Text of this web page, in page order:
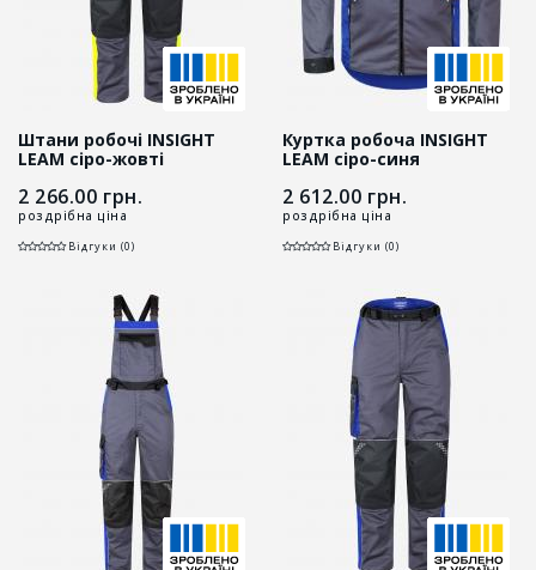
Штани робочі INSIGHT
LEAM сіро-жовті
2 266.00 грн.
роздрібна ціна
Відгуки (0)
Куртка робоча INSIGHT
LEAM сіро-синя
2 612.00 грн.
роздрібна ціна
Відгуки (0)